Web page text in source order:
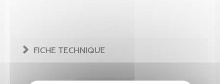
FICHE TECHNIQUE